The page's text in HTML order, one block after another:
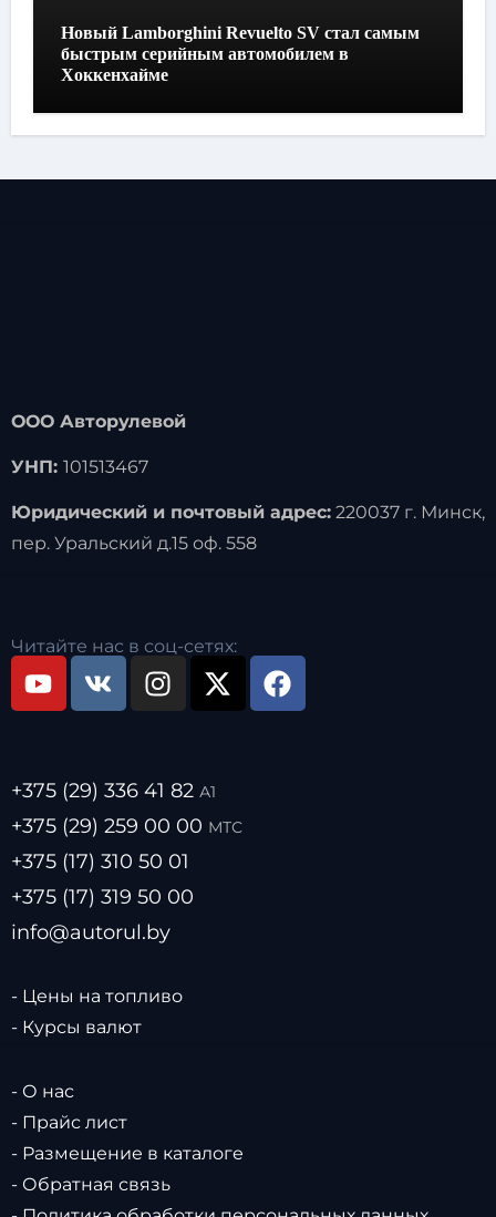
Новый Lamborghini Revuelto SV стал самым
быстрым серийным автомобилем в
Хоккенхайме
ООО Авторулевой
УНП: 101513467
Юридический и почтовый адрес:220037 г. Минск,
пер. Уральский д.15 оф. 558
Читайте нас в соц-сетях:
+375 (29) 336 41 82 А1
+375 (29) 259 00 00 МТС
+375 (17) 310 50 01
+375 (17) 319 50 00
info@autorul.by
- Цены на топливо
- Курсы валют
- О нас
- Прайс лист
- Размещение в каталоге
- Обратная связь